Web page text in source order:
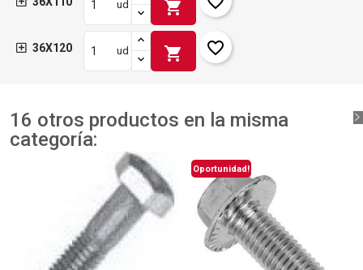
ud shopping_cart
36X120 ud shopping_cart favorite_border
16 otros productos en la misma
categoría:
Oportunidad!